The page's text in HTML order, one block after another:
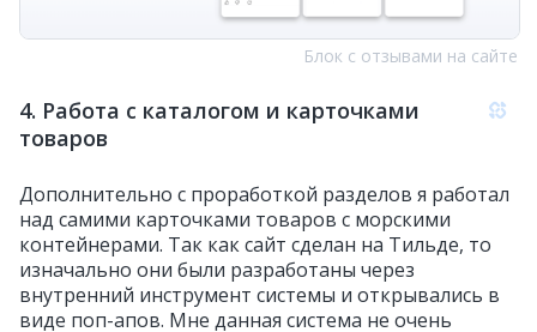
Блок с отзывами на сайте
4. Работа с каталогом и карточками
товаров
Дополнительно с проработкой разделов я работал
над самими карточками товаров с морскими
контейнерами. Так как сайт сделан на Тильде, то
изначально они были разработаны через
внутренний инструмент системы и открывались в
виде поп-апов. Мне данная система не очень